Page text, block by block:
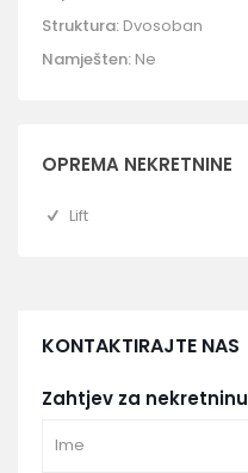
Struktura: Dvosoban
Namješten: Ne
OPREMA NEKRETNINE
Lift
KONTAKTIRAJTE NAS
Zahtjev za nekretninu